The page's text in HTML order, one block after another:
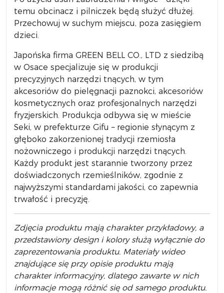
temu obcinacz i pilniczek będą służyć dłużej.
Przechowuj w suchym miejscu, poza zasięgiem
dzieci.
Japońska firma GREEN BELL CO., LTD z siedzibą
w Osace specjalizuje się w produkcji
precyzyjnych narzędzi tnących, w tym
akcesoriów do pielęgnacji paznokci, akcesoriów
kosmetycznych oraz profesjonalnych narzędzi
fryzjerskich. Produkcja odbywa się w mieście
Seki, w prefekturze Gifu – regionie słynącym z
głęboko zakorzenionej tradycji rzemiosła
nożowniczego i produkcji narzędzi tnących.
Każdy produkt jest starannie tworzony przez
doświadczonych rzemieślników, zgodnie z
najwyższymi standardami jakości, co zapewnia
trwałość i precyzję.
Zdjęcia produktu mają charakter przykładowy, a
przedstawiony design i kolory służą wyłącznie do
zaprezentowania produktu. Materiały wideo
znajdujące się przy opisie produktu mają
charakter informacyjny, dlatego zawarte w nich
informacje mogą różnić się od samego produktu.